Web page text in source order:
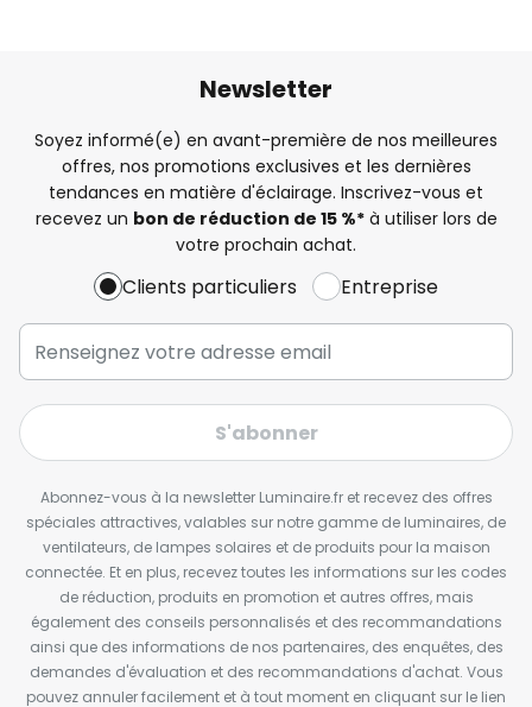
Newsletter
Soyez informé(e) en avant-première de nos meilleures
offres, nos promotions exclusives et les dernières
tendances en matière d'éclairage. Inscrivez-vous et
recevez un bon de réduction de 15 %*à utiliser lors de
votre prochain achat.
Clients particuliers Entreprise
S'abonner
Abonnez-vous à la newsletter Luminaire.fr et recevez des offres
spéciales attractives, valables sur notre gamme de luminaires, de
ventilateurs, de lampes solaires et de produits pour la maison
connectée. Et en plus, recevez toutes les informations sur les codes
de réduction, produits en promotion et autres offres, mais
également des conseils personnalisés et des recommandations
ainsi que des informations de nos partenaires, des enquêtes, des
demandes d'évaluation et des recommandations d'achat. Vous
pouvez annuler facilement et à tout moment en cliquant sur le lien